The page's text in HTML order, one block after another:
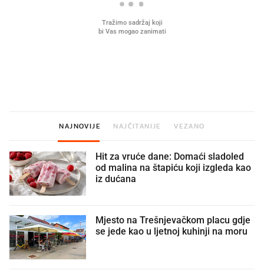
NAJNOVIJE NAJČITANIJE VEZANO
Hit za vruće dane: Domaći sladoled
od malina na štapiću koji izgleda kao
iz dućana
Mjesto na Trešnjevačkom placu gdje
se jede kao u ljetnoj kuhinji na moru